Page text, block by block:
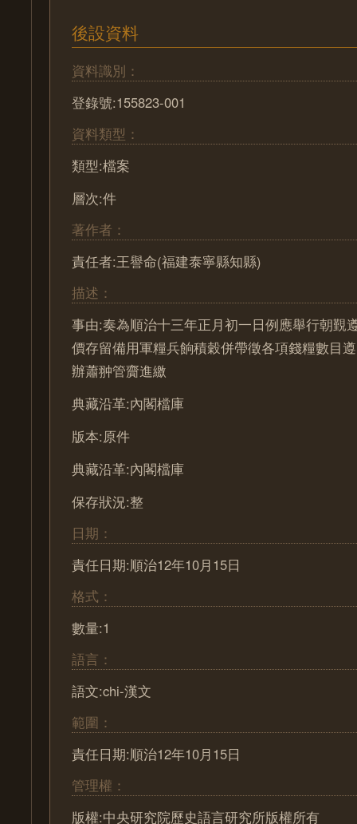
後設資料
資料識別：
登錄號:155823-001
資料類型：
類型:檔案
層次:件
著作者：
責任者:王譽命(福建泰寧縣知縣)
描述：
事由:奏為順治十三年正月初一日例應舉行朝覲
價存留備用軍糧兵餉積穀併帶徵各項錢糧數目
辦蕭翀管齎進繳
典藏沿革:內閣檔庫
版本:原件
典藏沿革:內閣檔庫
保存狀況:整
日期：
責任日期:順治12年10月15日
格式：
數量:1
語言：
語文:chi-漢文
範圍：
責任日期:順治12年10月15日
管理權：
版權:中央研究院歷史語言研究所版權所有